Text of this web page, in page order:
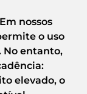
Em nossos
o uso
No entanto,
elevado, o